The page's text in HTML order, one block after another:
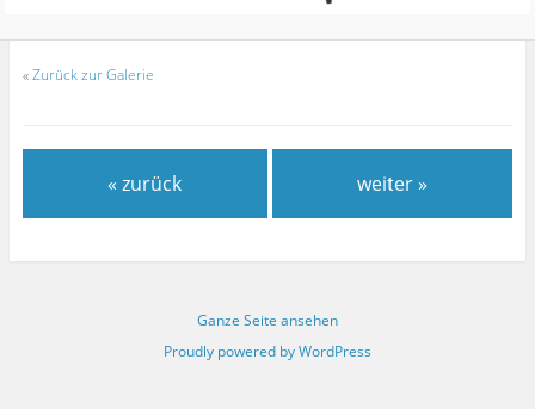
«Zurück zur Galerie
« zurück weiter »
Ganze Seite ansehen
Proudly powered by WordPress